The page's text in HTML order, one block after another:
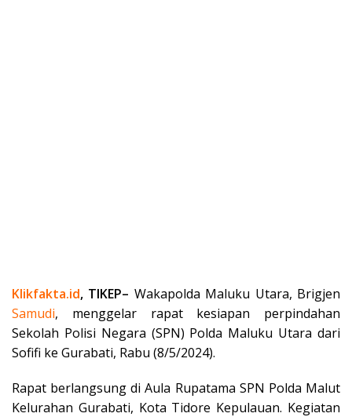
Klikfakta.id, TIKEP– Wakapolda Maluku Utara, Brigjen
Samudi, menggelar rapat kesiapan perpindahan
Sekolah Polisi Negara (SPN) Polda Maluku Utara dari
Sofifi ke Gurabati, Rabu (8/5/2024).
Rapat berlangsung di Aula Rupatama SPN Polda Malut
Kelurahan Gurabati, Kota Tidore Kepulauan. Kegiatan